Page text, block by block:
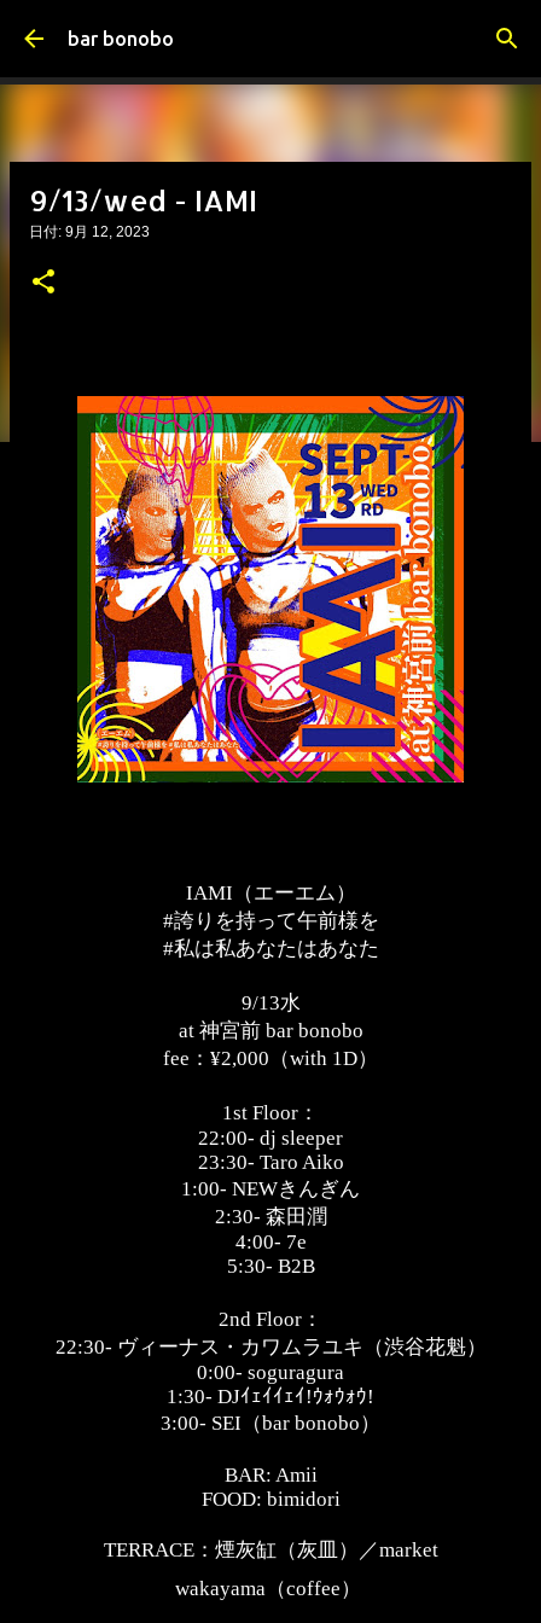
スキップしてメイン コンテンツに移動
bar bonobo
9/13/wed - IAMI
日付: 9月 12, 2023
IAMI （エーエム）
#誇りを持って午前様を
#私は私あなたはあなた
9/13水
at 神宮前bar bonobo
fee ： ¥2,000 （with 1D）
1st Floor ：
22:00- dj sleeper
23:30- Taro Aiko
1:00- NEWきんぎん
2:30- 森田潤
4:00- 7e
5:30- B2B
2nd Floor ：
22:30- ヴィーナス・カワムラユキ（渋谷花魁）
0:00- soguragura
1:30- DJｲｪｲｲｪｲ !ｳｫｳｫｳ!
3:00- SEI （bar bonobo）
BAR: Amii
FOOD: bimidori
TERRACE：煙灰缸（灰皿）／market
wakayama （coffee）